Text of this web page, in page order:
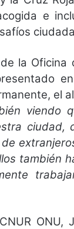
e
la
el
viendo
ciudad,
también